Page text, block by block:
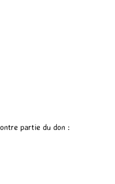
partie du don :